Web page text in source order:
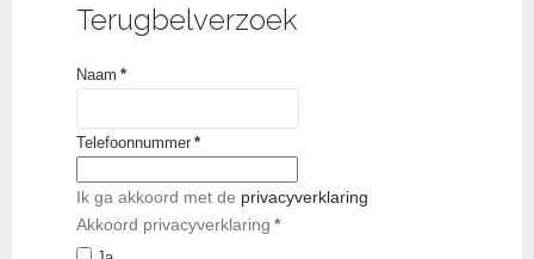
Terugbelverzoek
Naam *
Telefoonnummer *
Ik ga akkoord met de privacyverklaring
Akkoord privacyverklaring *